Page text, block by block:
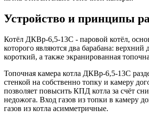
Устройство и принципы
Котёл ДКВр-6,5-13С - паровой котёл,
которого являются два барабана:
короткий, а также экранированная
Топочная камера котла ДКВр-6,5-13С
стенкой на собственно топку и камеру
позволяет повысить КПД котла за счёт
недожога. Вход газов из топки в камеру
газов из котла асимметричные.